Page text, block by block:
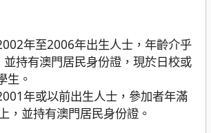
年至2006年出生人士，年齡介乎
持有澳門居民身份證，現於日校或
生。
年或以前出生人士，參加者年滿
，並持有澳門居民身份證。